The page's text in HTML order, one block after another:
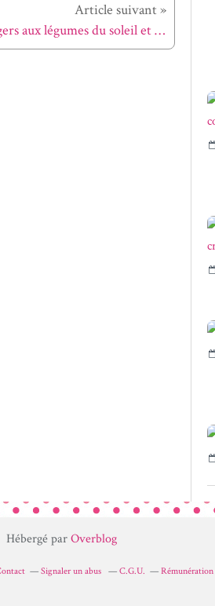
Article suivant »
Mini Burgers aux légumes du soleil et chèvre frais
Hébergé parOverblog
Signaler un abus C.G.U.